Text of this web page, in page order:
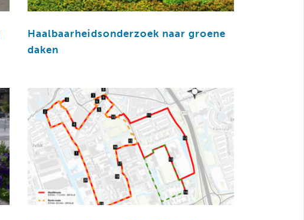
Haalbaarheidsonderzoek naar groene
daken